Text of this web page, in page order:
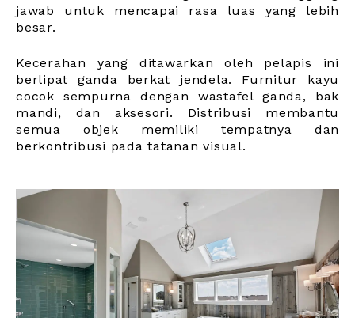
jawab untuk mencapai rasa luas yang lebih
besar.
Kecerahan yang ditawarkan oleh pelapis ini
berlipat ganda berkat jendela. Furnitur kayu
cocok sempurna dengan wastafel ganda, bak
mandi, dan aksesori. Distribusi membantu
semua objek memiliki tempatnya dan
berkontribusi pada tatanan visual.